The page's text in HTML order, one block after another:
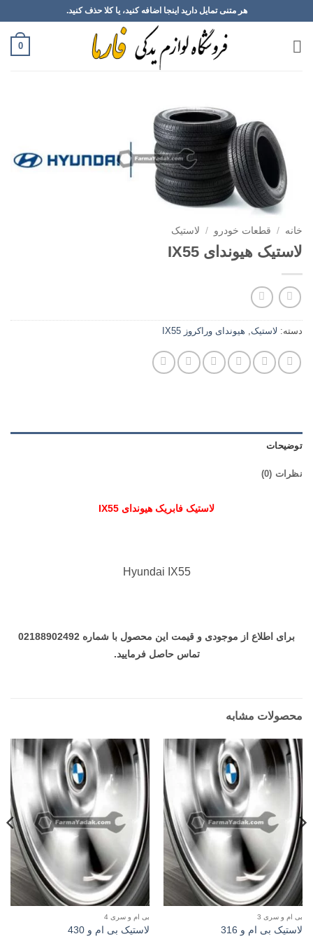
to
content
هر متنی تمایل دارید اینجا اضافه کنید، یا کلا حذف کنید.
0
خانه / قطعات خودرو / لاستیک
لاستیک هیوندای IX55
دسته: لاستیک هیوندای وراکروز IX55
توضیحات
نظرات (0)
لاستیک فابریک هیوندای IX55
Hyundai IX55
برای اطلاع از موجودی و قیمت این محصول با شماره 02188902492
تماس حاصل فرمایید.
محصولات مشابه
بی ام و سری 3
لاستیک بی ام و 316
بی ام و سری 4
لاستیک بی ام و 430